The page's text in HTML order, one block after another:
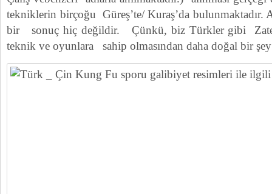
tekniklerin birçoğu Güreş’te/ Kuraş’da bulunmaktadır.
bir sonuç hiç değildir. Çünkü, biz Türkler gibi
teknik ve oyunlara sahip olmasından daha doğal bir